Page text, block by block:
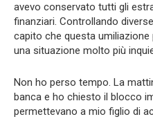
avevo conservato tutti gli
finanziari. Controllando
capito che questa umiliazione
una situazione molto più
Non ho perso tempo. La
banca e ho chiesto il blocco
permettevano a mio figlio di